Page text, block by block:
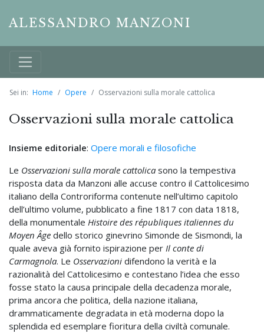
ALESSANDRO MANZONI
Sei in: Home Opere Osservazioni sulla morale cattolica
Osservazioni sulla morale cattolica
Insieme editoriale: Opere morali e filosofiche
Le Osservazioni sulla morale cattolica sono la tempestiva
risposta data da Manzoni alle accuse contro il Cattolicesimo
italiano della Controriforma contenute nell’ultimo capitolo
dell’ultimo volume, pubblicato a fine 1817 con data 1818,
della monumentale Histoire des républiques italiennes du
Moyen Âge dello storico ginevrino Simonde de Sismondi, la
quale aveva già fornito ispirazione per Il conte di
Carmagnola. Le Osservazioni difendono la verità e la
razionalità del Cattolicesimo e contestano l’idea che esso
fosse stato la causa principale della decadenza morale,
prima ancora che politica, della nazione italiana,
drammaticamente degradata in età moderna dopo la
splendida ed esemplare fioritura della civiltà comunale.